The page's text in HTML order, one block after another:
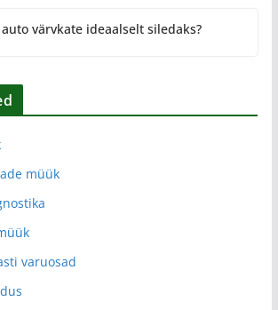
värvkate ideaalselt siledaks?
müük
varuosad